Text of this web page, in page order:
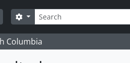
Búsqueda
Search options
Columbia